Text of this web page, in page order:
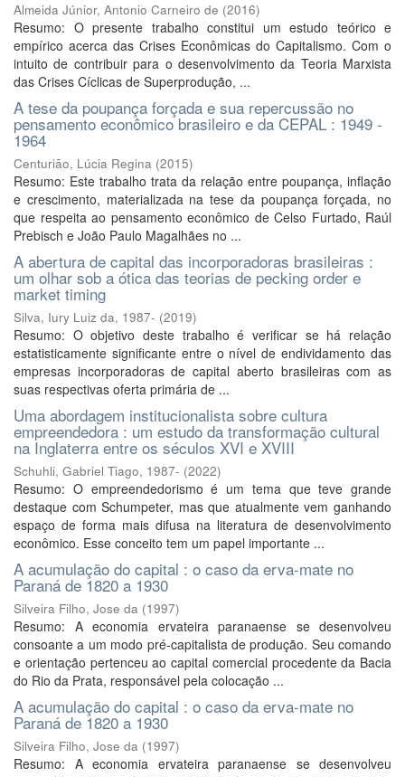
Almeida Júnior, Antonio Carneiro de (2016)
Resumo: O presente trabalho constitui um estudo teórico e
empírico acerca das Crises Econômicas do Capitalismo. Com o
intuito de contribuir para o desenvolvimento da Teoria Marxista
das Crises Cíclicas de Superprodução, ...
A tese da poupança forçada e sua repercussão no
pensamento econômico brasileiro e da CEPAL : 1949 -
1964
Centurião, Lúcia Regina (2015)
Resumo: Este trabalho trata da relação entre poupança, inflação
e crescimento, materializada na tese da poupança forçada, no
que respeita ao pensamento econômico de Celso Furtado, Raúl
Prebisch e João Paulo Magalhães no ...
A abertura de capital das incorporadoras brasileiras :
um olhar sob a ótica das teorias de pecking order e
market timing
Silva, Iury Luiz da, 1987- (2019)
Resumo: O objetivo deste trabalho é verificar se há relação
estatisticamente significante entre o nível de endividamento das
empresas incorporadoras de capital aberto brasileiras com as
suas respectivas oferta primária de ...
Uma abordagem institucionalista sobre cultura
empreendedora : um estudo da transformação cultural
na Inglaterra entre os séculos XVI e XVIII
Schuhli, Gabriel Tiago, 1987- (2022)
Resumo: O empreendedorismo é um tema que teve grande
destaque com Schumpeter, mas que atualmente vem ganhando
espaço de forma mais difusa na literatura de desenvolvimento
econômico. Esse conceito tem um papel importante ...
A acumulação do capital : o caso da erva-mate no
Paraná de 1820 a 1930
Silveira Filho, Jose da (1997)
Resumo: A economia ervateira paranaense se desenvolveu
consoante a um modo pré-capitalista de produção. Seu comando
e orientação pertenceu ao capital comercial procedente da Bacia
do Rio da Prata, responsável pela colocação ...
A acumulação do capital : o caso da erva-mate no
Paraná de 1820 a 1930
Silveira Filho, Jose da (1997)
Resumo: A economia ervateira paranaense se desenvolveu